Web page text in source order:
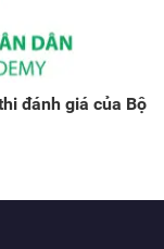
đánh giá của Bộ